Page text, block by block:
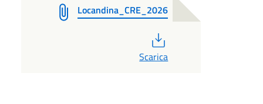
Locandina_CRE_2026
Scarica